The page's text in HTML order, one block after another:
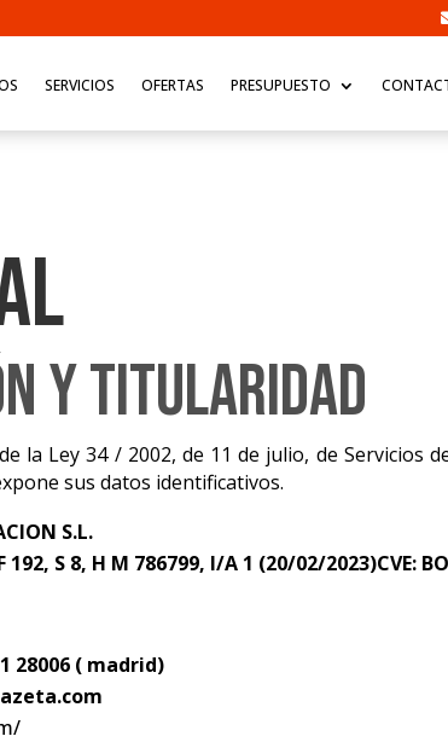
SERVICIOS OFERTAS PRESUPUESTO
y Titularidad
la Ley 34 / 2002, de 11 de julio, de Servicios
sus datos identificativos.
S.L.
192, S 8, H M 786799, I/A 1 (20/02/2023)CVE:
28006 ( madrid)